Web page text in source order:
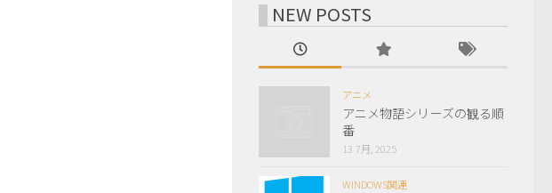
NEW POSTS
アニメ
アニメ物語シリーズの観る順
番
13 7月, 2025
WINDOWS関連